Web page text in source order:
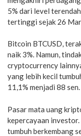
5% dari level
tertinggi sejak 26
Bitcoin BTCUSD,
naik 3%. Namun,
cryptocurrency
yang lebih kecil
11,1% menjadi 88 sen.
Pasar mata uang
kepercayaan
tumbuh berkembang